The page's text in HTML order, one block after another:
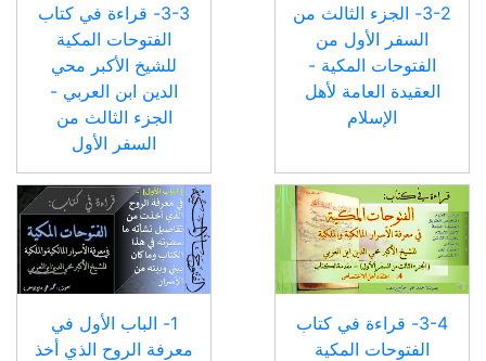
3-2- الجزء الثالث من
السفر الأول من
الفتوحات المكية -
العقيدة العامة لأهل
الإسلام
3-3- قراءة في كتاب
الفتوحات المكية
للشيخ الأكبر محي
الدين ابن العربي -
الجزء الثالث من
السفر الأول
3-4- قراءة في كتاب
الفتوحات المكية
1- الباب الأول في
معرفة الروح الذي أخذ